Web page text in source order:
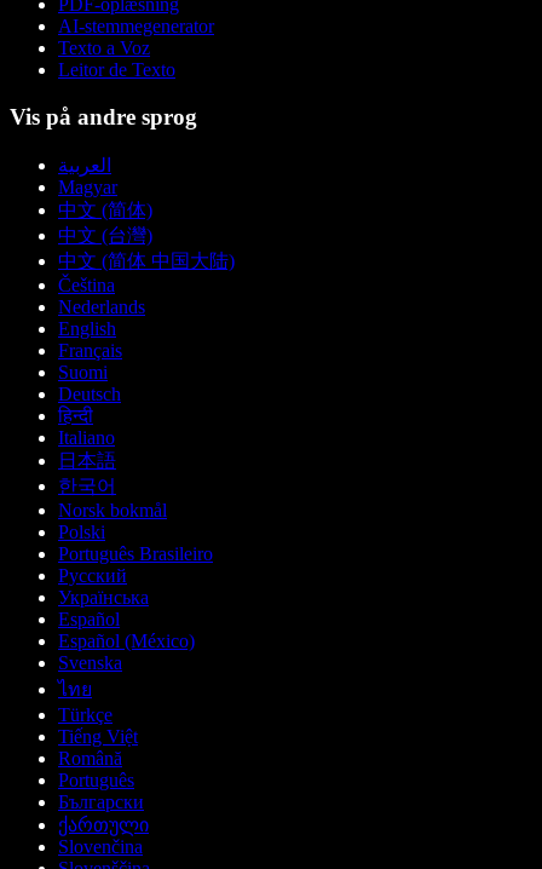
PDF-oplæsning
AI-stemmegenerator
Texto a Voz
Leitor de Texto
Vis på andre sprog
العربية
Magyar
中文 (简体)
中文 (台灣)
中文 (简体 中国大陆)
Čeština
Nederlands
English
Français
Suomi
Deutsch
हिन्दी
Italiano
日本語
한국어
Norsk bokmål
Polski
Português Brasileiro
Русский
Українська
Español
Español (México)
Svenska
ไทย
Türkçe
Tiếng Việt
Română
Português
Български
ქართული
Slovenčina